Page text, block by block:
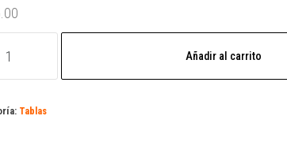
Añadir al carrito
Tablas